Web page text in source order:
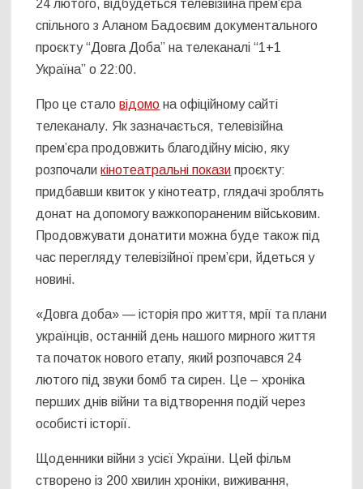
24 лютого, відбудеться телевізійна прем’єра
спільного з Аланом Бадоєвим документального
проєкту “Довга Доба” на телеканалі “1+1
Україна” о 22:00.
Про це сталовідомо на офіційному сайті
телеканалу. Як зазначається, телевізійна
прем’єра продовжить благодійну місію, яку
розпочаликінотеатральні покази проєкту:
придбавши квиток у кінотеатр, глядачі зроблять
донат на допомогу важкопораненим військовим.
Продовжувати донатити можна буде також під
час перегляду телевізійної прем’єри, йдеться у
новині.
«Довга доба» — історія про життя, мрії та плани
українців, останній день нашого мирного життя
та початок нового етапу, який розпочався 24
лютого під звуки бомб та сирен. Це – хроніка
перших днів війни та відтворення подій через
особисті історії.
Щоденники війни з усієї України. Цей фільм
створено із 200 хвилин хроніки, виживання,